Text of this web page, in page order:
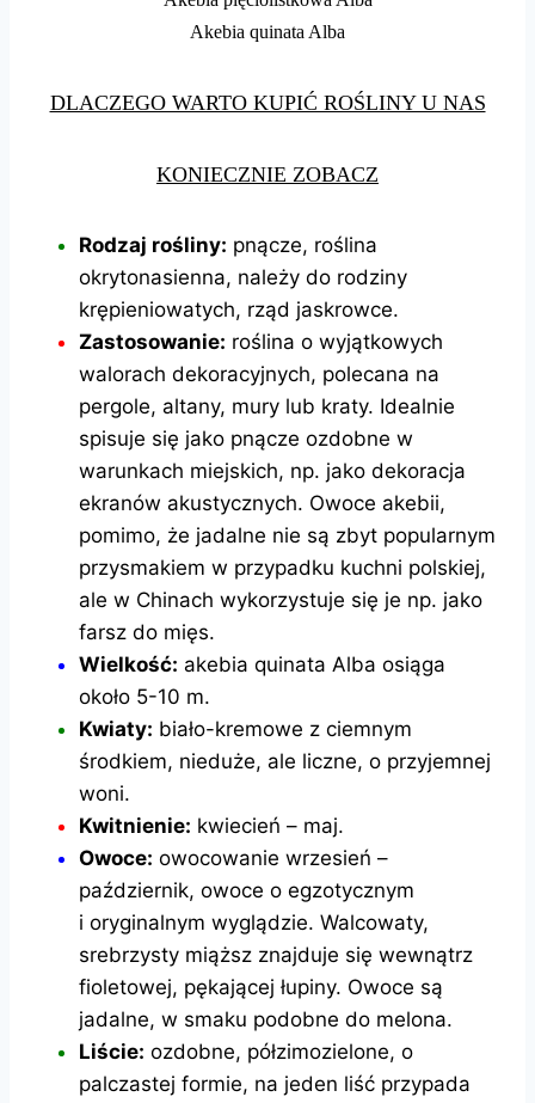
Akebia quinata Alba
DLACZEGO WARTO KUPIĆ ROŚLINY U NAS
KONIECZNIE ZOBACZ
Rodzaj rośliny: pnącze, roślina
okrytonasienna, należy do rodziny
krępieniowatych, rząd jaskrowce.
Zastosowanie: roślina o wyjątkowych
walorach dekoracyjnych, polecana na
pergole, altany, mury lub kraty. Idealnie
spisuje się jako pnącze ozdobne w
warunkach miejskich, np. jako dekoracja
ekranów akustycznych. Owoce akebii,
pomimo, że jadalne nie są zbyt popularnym
przysmakiem w przypadku kuchni polskiej,
ale w Chinach wykorzystuje się je np. jako
farsz do mięs.
Wielkość: akebia quinata Alba osiąga
około 5-10 m.
Kwiaty: biało-kremowe z ciemnym
środkiem, nieduże, ale liczne, o przyjemnej
woni.
Kwitnienie: kwiecień – maj.
Owoce: owocowanie wrzesień –
październik, owoce o egzotycznym
i oryginalnym wyglądzie. Walcowaty,
srebrzysty miąższ znajduje się wewnątrz
fioletowej, pękającej łupiny. Owoce są
jadalne, w smaku podobne do melona.
Liście: ozdobne, półzimozielone, o
palczastej formie, na jeden liść przypada